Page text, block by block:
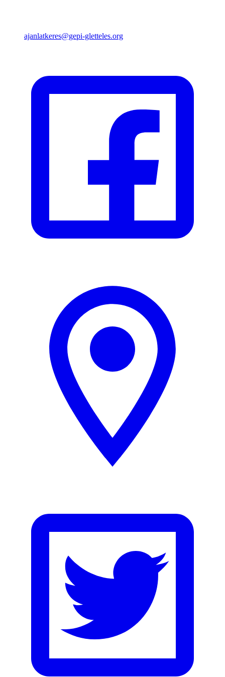
ajanlatkeres@gepi-gletteles.org